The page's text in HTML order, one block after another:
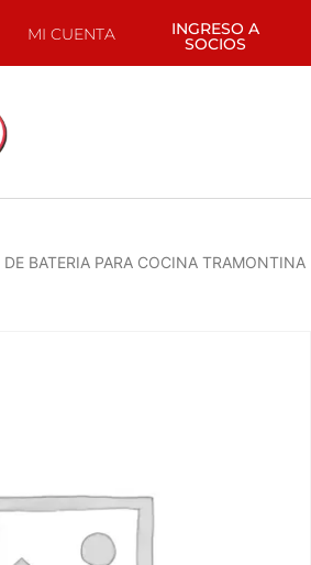
MI CUENTA INGRESO A
SOCIOS
BATERIA PARA COCINA TRAMONTINA